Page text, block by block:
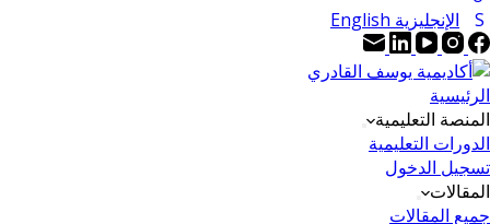
الإنجليزية English
الرئيسية
المنصة التعليمية
الدورات التعليمية
تسجيل الدخول
المقالات
جميع المقالات